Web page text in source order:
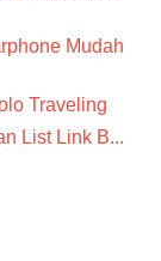
Mudah
Traveling
List Link B...